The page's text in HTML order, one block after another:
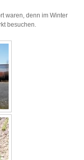
waren, denn im Winter
besuchen.